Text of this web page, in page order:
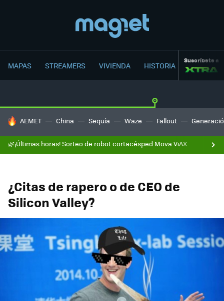
MAPAS STREAMERS VIVIENDA HISTORIA Suscríbete a
HOY SE HABLA DE
AEMET China Sequía Waze Fallout
🌿¡Últimas horas! Sorteo de robot cortacésped Mova ViAX
¿Citas de rapero o de CEO de
Silicon Valley?